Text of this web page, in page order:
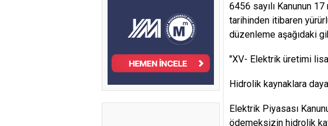
6456 sayılı Kanunun
tarihinden itibaren
düzenleme aşağıdaki
"XV- Elektrik üretimi
Hidrolik kaynaklara
Elektrik Piyasası
ödemeksizin hidrolik